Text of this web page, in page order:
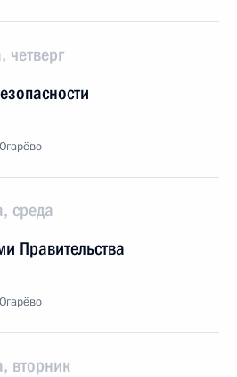
среда
Правительства
вторник